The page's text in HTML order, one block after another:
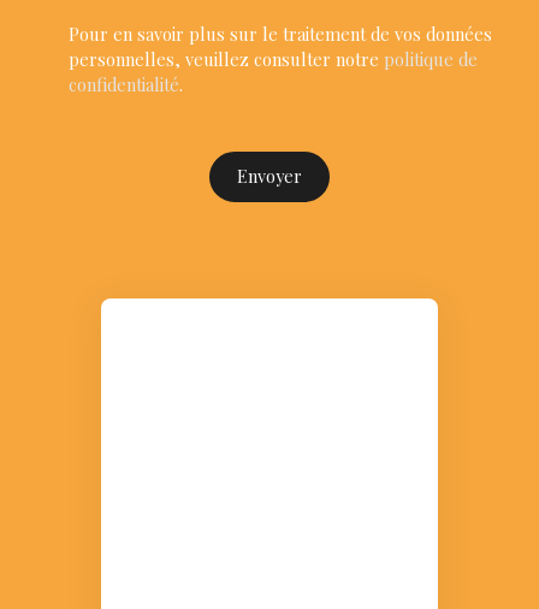
Pour en savoir plus sur le traitement de vos données
personnelles, veuillez consulter notre politique de
confidentialité.
Envoyer